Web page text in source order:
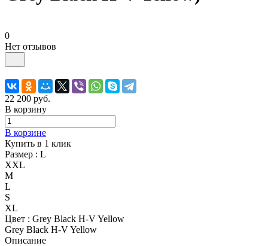
0
Нет отзывов
22 200 руб.
В корзину
В корзине
Купить в 1 клик
Размер : L
XXL
M
L
S
XL
Цвет : Grey Black H-V Yellow
Grey Black H-V Yellow
Описание